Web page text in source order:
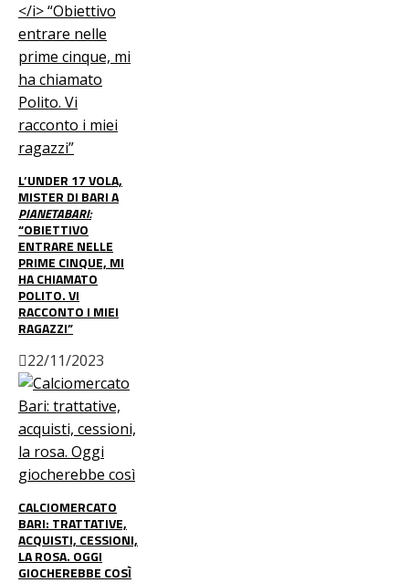
L’UNDER 17 VOLA,
MISTER DI BARI A
PIANETABARI:
“OBIETTIVO
ENTRARE NELLE
PRIME CINQUE, MI
HA CHIAMATO
POLITO. VI
RACCONTO I MIEI
RAGAZZI”
22/11/2023
CALCIOMERCATO
BARI: TRATTATIVE,
ACQUISTI, CESSIONI,
LA ROSA. OGGI
GIOCHEREBBE COSÌ